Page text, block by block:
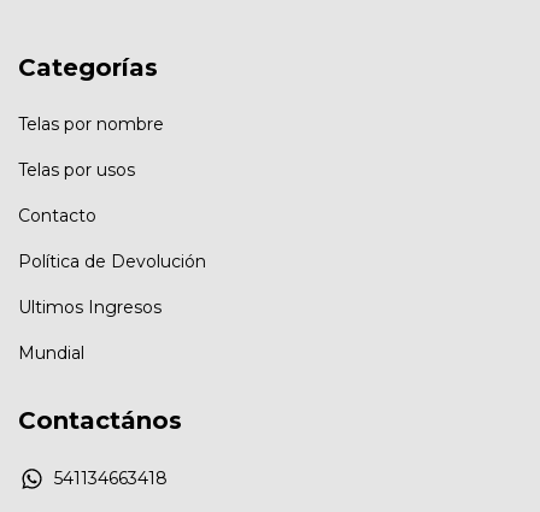
Categorías
Telas por nombre
Telas por usos
Contacto
Política de Devolución
Ultimos Ingresos
Mundial
Contactános
541134663418